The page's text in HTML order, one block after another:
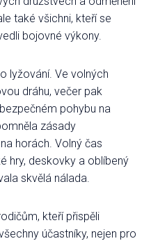
také všichni, kteří se
bojovné výkony.
lyžování. Ve volných
dráhu, večer pak
pohybu na
zásady
horách. Volný čas
hry, deskovky a oblíbený
skvělá nálada.
kteří přispěli
účastníky, nejen pro